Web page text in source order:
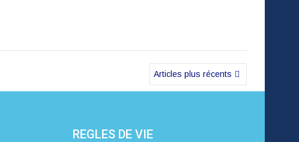
Articles plus récents
REGLES DE VIE